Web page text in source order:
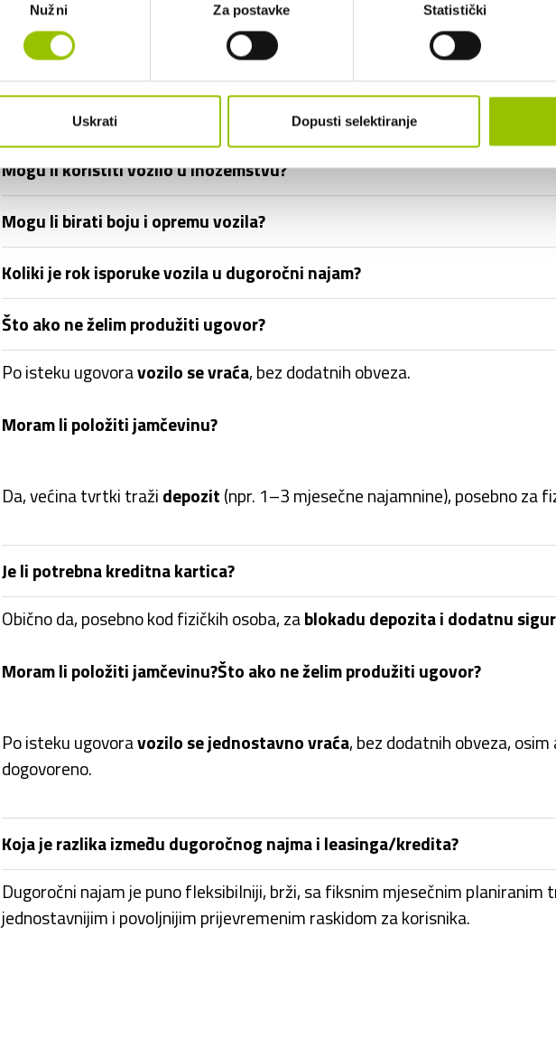
Nužni Za postavke Statistički
Uskrati Dopusti selektiranje
Što ako prouzročim prometni prekršaj ili parkirnu kaznu?
Tko plaća gorivo?
Je li u cijenu dugoročnog najma uključen PDV?
Mogu li koristiti vozilo u inozemstvu?
Mogu li birati boju i opremu vozila?
Koliki je rok isporuke vozila u dugoročni najam?
Što ako ne želim produžiti ugovor?
Po isteku ugovoravozilo se vraća, bez dodatnih obveza.
Moram li položiti jamčevinu?
Da, većina tvrtki traži depozit (npr. 1–3 mjesečne najamnine), posebno za
Je li potrebna kreditna kartica?
Obično da, posebno kod fizičkih osoba, zablokadu depozita i dodatnu
Moram li položiti jamčevinu?Što ako ne želim produžiti ugovor?
Po isteku ugovoravozilo se jednostavno vraća, bez dodatnih obveza,
dogovoreno.
Koja je razlika između dugoročnog najma i leasinga/kredita?
Dugoročni najam je puno fleksibilniji, brži, sa fiksnim mjesečnim planiranim
jednostavnijim i povoljnijim prijevremenim raskidom za korisnika.